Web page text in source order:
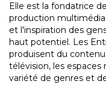
Elle est la fondatrice
production
et l'inspiration des
haut potentiel. Les
produisent du
télévision, les
variété de genres et